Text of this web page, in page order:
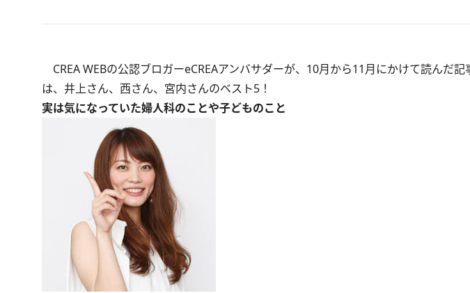
CREA WEBの公認ブロガーeCREAアンバサダーが、10月から11月にかけて読んだ
は、井上さん、西さん、宮内さんのベスト5！
実は気になっていた婦人科のことや子どものこと